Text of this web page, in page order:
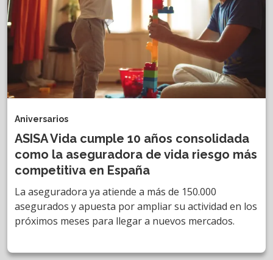
Aniversarios
ASISA Vida cumple 10 años consolidada
como la aseguradora de vida riesgo más
competitiva en España
La aseguradora ya atiende a más de 150.000
asegurados y apuesta por ampliar su actividad en los
próximos meses para llegar a nuevos mercados.